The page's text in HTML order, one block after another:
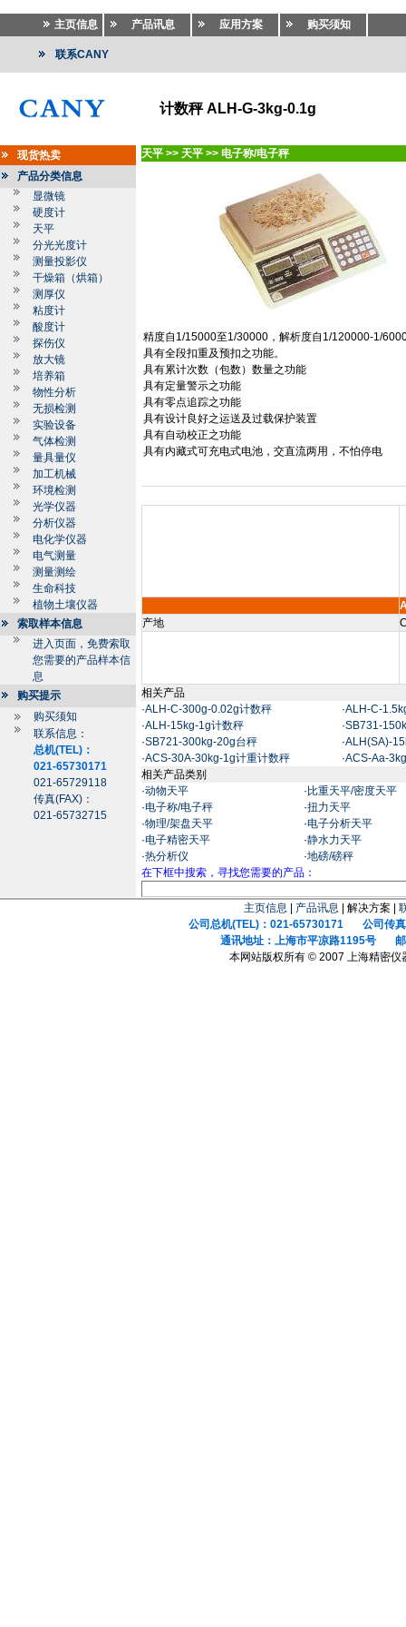
主页信息 产品讯息 应用方案 购买须知
联系CANY
计数秤 ALH-G-3kg-0.1g
现货热卖
产品分类信息
显微镜
硬度计
天平
分光光度计
测量投影仪
干燥箱（烘箱）
测厚仪
粘度计
酸度计
探伤仪
放大镜
培养箱
物性分析
无损检测
实验设备
气体检测
量具量仪
加工机械
环境检测
光学仪器
分析仪器
电化学仪器
电气测量
测量测绘
生命科技
植物土壤仪器
索取样本信息
进入页面，免费索取
您需要的产品样本信
息
购买提示
购买须知
联系信息：
总机(TEL)：
021-65730171
021-65729118
传真(FAX)：
021-65732715
天平 >> 天平 >> 电子称/电子秤
精度自 1/15000至1/30000 ，解析度自 1/120000-1/
具有全段扣重及预扣之功能。
具有累计次数（包数）数量之功能
具有定量警示之功能
具有零点追踪之功能
具有设计良好之运送及过载保护装置
具有自动校正之功能
具有内藏式可充电式电池，交直流两用，不怕停电
产地
相关产品
·ALH-C-300g-0.02g计数秤 ·ALH-C-
·ALH-15kg-1g计数秤 ·SB731-
·SB721-300kg-20g台秤 ·ALH(SA)-
·ACS-30A-30kg-1g计重计数秤 ·ACS-Aa-
相关产品类别
·动物天平 · 比重天平/密度天平
·电子称/电子秤 ·扭力天平
·物理/架盘天平 ·电子分析天平
·电子精密天平 ·静水力天平
·热分析仪 ·地磅/磅秤
在下框中搜索，寻找您需要的产品：
主页信息 产品讯息 | 解决方案 |
公司总机(TEL)：021-65730171 公司传真
通讯地址：上海市平凉路1195号 邮
本网站版权所有 © 2007 上海精密仪